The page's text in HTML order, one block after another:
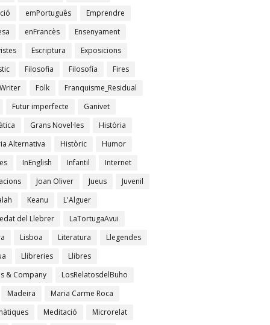
emPortuguês
Emprendre
enFrancès
Ensenyament
Escriptura
Exposicions
Filosofia Filosofía
Fires
Folk
Franquisme_Residual
Futur imperfecte
Ganivet
Grans Novel·les
Història
Alternativa
Històric
Humor
InEnglish Infantil
Internet
Joan Oliver Jueus
Juvenil
Keanu
L'Alguer
del Llebrer
LaTortugaAvui
Lisboa Literatura
Llegendes
Llibreries
Llibres
& Company
LosRelatosdelBuho
Madeira
Maria Carme Roca
Meditació
Microrelat